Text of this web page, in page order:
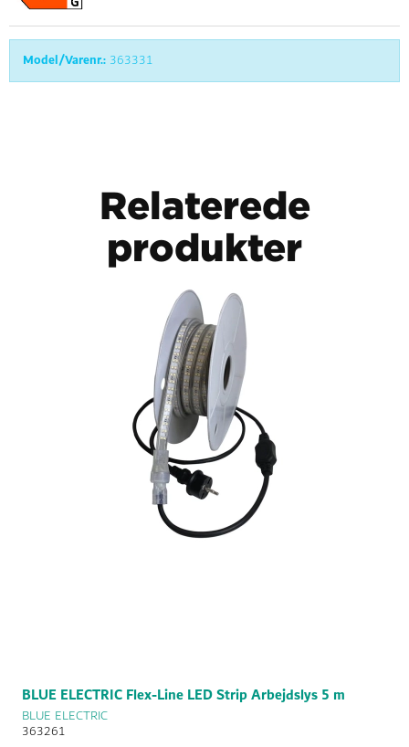
Model/Varenr.: 363331
Relaterede
produkter
BLUE ELECTRIC Flex-Line LED Strip Arbejdslys 5 m
BLUE ELECTRIC
363261